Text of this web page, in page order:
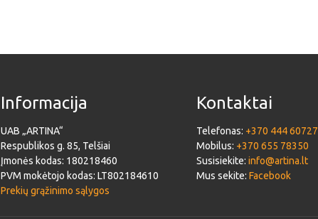
Informacija
UAB „ARTINA“
Respublikos g. 85, Telšiai
Įmonės kodas: 180218460
PVM mokėtojo kodas: LT802184610
Prekių grąžinimo sąlygos
Kontaktai
Telefonas: +370 444 60727
Mobilus: +370 655 78350
Susisiekite: info@artina.lt
Mus sekite: Facebook